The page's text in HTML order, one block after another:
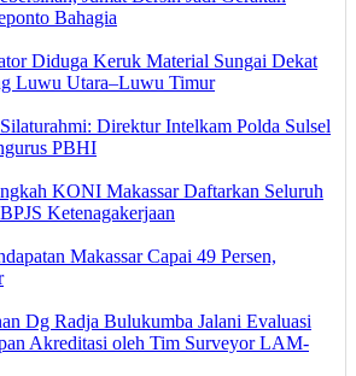
Bahagia
Diduga Keruk Material Sungai Dekat
Luwu Utara–Luwu Timur
Direktur Intelkam Polda Sulsel
PBHI
KONI Makassar Daftarkan Seluruh
Ketenagakerjaan
Makassar Capai 49 Persen,
Dg Radja Bulukumba Jalani Evaluasi
Akreditasi oleh Tim Surveyor LAM-